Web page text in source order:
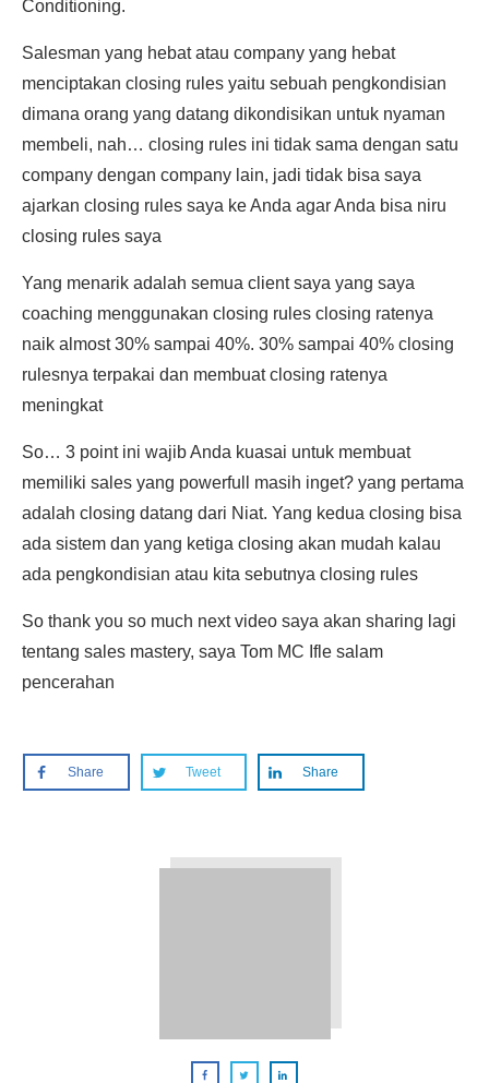
Conditioning.
Salesman yang hebat atau company yang hebat
menciptakan closing rules yaitu sebuah pengkondisian
dimana orang yang datang dikondisikan untuk nyaman
membeli, nah… closing rules ini tidak sama dengan satu
company dengan company lain, jadi tidak bisa saya
ajarkan closing rules saya ke Anda agar Anda bisa niru
closing rules saya
Yang menarik adalah semua client saya yang saya
coaching menggunakan closing rules closing ratenya
naik almost 30% sampai 40%. 30% sampai 40% closing
rulesnya terpakai dan membuat closing ratenya
meningkat
So… 3 point ini wajib Anda kuasai untuk membuat
memiliki sales yang powerfull masih inget? yang pertama
adalah closing datang dari Niat. Yang kedua closing bisa
ada sistem dan yang ketiga closing akan mudah kalau
ada pengkondisian atau kita sebutnya closing rules
So thank you so much next video saya akan sharing lagi
tentang sales mastery, saya Tom MC Ifle salam
pencerahan
Share Tweet Share